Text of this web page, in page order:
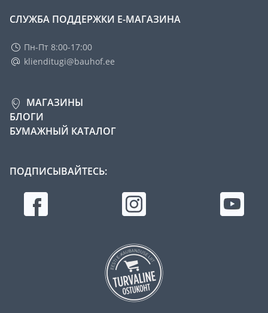
СЛУЖБА ПОДДЕРЖКИ Е-МАГАЗИНА
Пн-Пт 8:00-17:00
klienditugi@bauhof.ee
МАГАЗИНЫ
БЛОГИ
БУМАЖНЫЙ КАТАЛОГ
ПОДПИСЫВАЙТЕСЬ: